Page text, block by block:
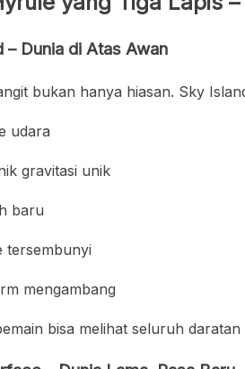
– Dunia di Atas Awan
bukan hanya hiasan. Sky
udara
gravitasi unik
baru
tersembunyi
mengambang
bisa melihat seluruh